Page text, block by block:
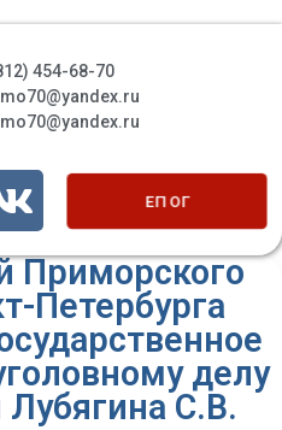
454-68-70
ЕП ОГ
Приморского
Петербурга
делу
С.В.